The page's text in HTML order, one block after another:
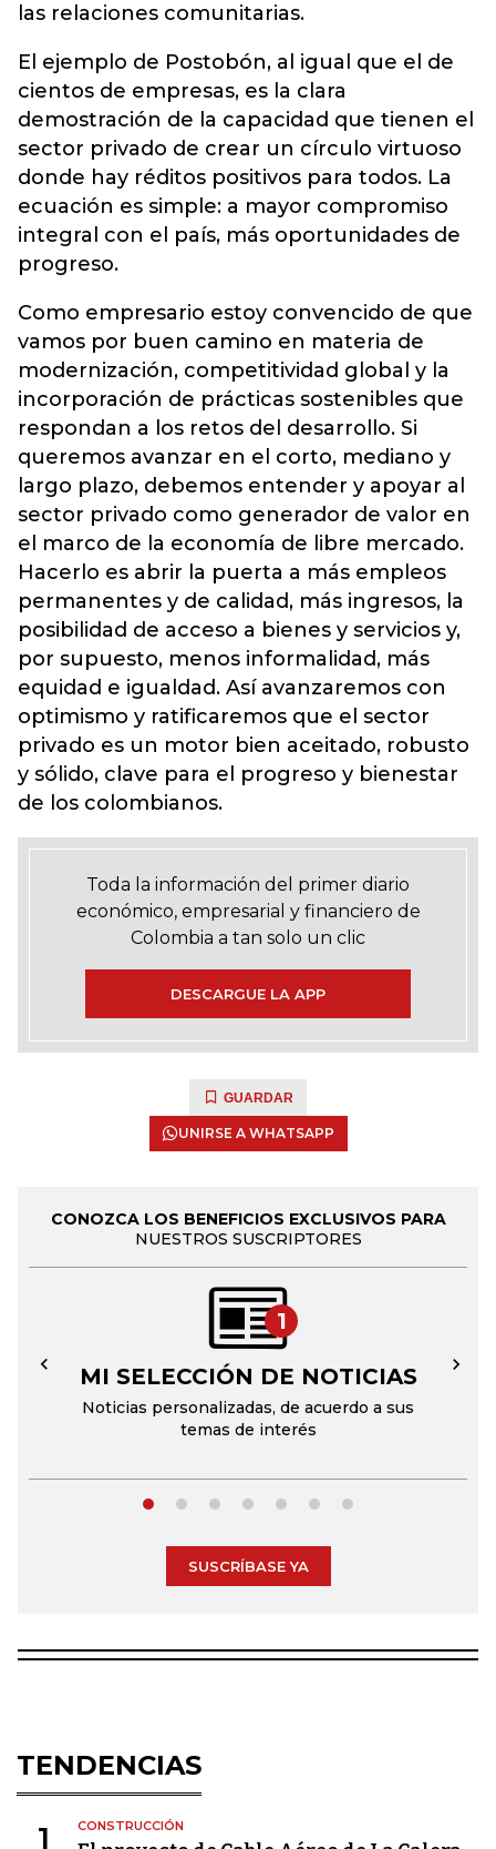
las relaciones comunitarias.
El ejemplo de Postobón, al igual que el de
cientos de empresas, es la clara
demostración de la capacidad que tienen el
sector privado de crear un círculo virtuoso
donde hay réditos positivos para todos. La
ecuación es simple: a mayor compromiso
integral con el país, más oportunidades de
progreso.
Como empresario estoy convencido de que
vamos por buen camino en materia de
modernización, competitividad global y la
incorporación de prácticas sostenibles que
respondan a los retos del desarrollo. Si
queremos avanzar en el corto, mediano y
largo plazo, debemos entender y apoyar al
sector privado como generador de valor en
el marco de la economía de libre mercado.
Hacerlo es abrir la puerta a más empleos
permanentes y de calidad, más ingresos, la
posibilidad de acceso a bienes y servicios y,
por supuesto, menos informalidad, más
equidad e igualdad. Así avanzaremos con
optimismo y ratificaremos que el sector
privado es un motor bien aceitado, robusto
y sólido, clave para el progreso y bienestar
de los colombianos.
Toda la información del primer diario
económico, empresarial y financiero de
Colombia a tan solo un clic
DESCARGUE LA APP
GUARDAR
UNIRSE A WHATSAPP
CONOZCA LOS BENEFICIOS EXCLUSIVOS PARA
NUESTROS SUSCRIPTORES
1
MI SELECCIÓN DE NOTICIAS
Noticias personalizadas, de acuerdo a sus
temas de interés
← →
SUSCRÍBASE YA
TENDENCIAS
1 CONSTRUCCIÓN